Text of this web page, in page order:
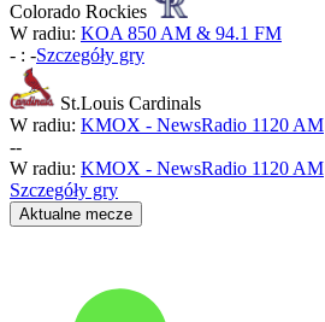
Colorado Rockies
W radiu: KOA 850 AM & 94.1 FM
- : -Szczegóły gry
St.Louis Cardinals
W radiu: KMOX - NewsRadio 1120 AM
--
W radiu: KMOX - NewsRadio 1120 AM
Szczegóły gry
Aktualne mecze